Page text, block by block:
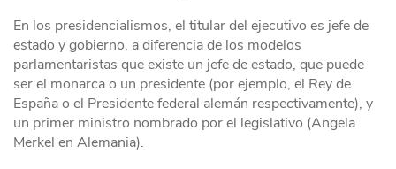
En los presidencialismos, el titular del ejecutivo es jefe de
estado y gobierno, a diferencia de los modelos
parlamentaristas que existe un jefe de estado, que puede
ser el monarca o un presidente (por ejemplo, el Rey de
España o el Presidente federal alemán respectivamente), y
un primer ministro nombrado por el legislativo (Angela
Merkel en Alemania).